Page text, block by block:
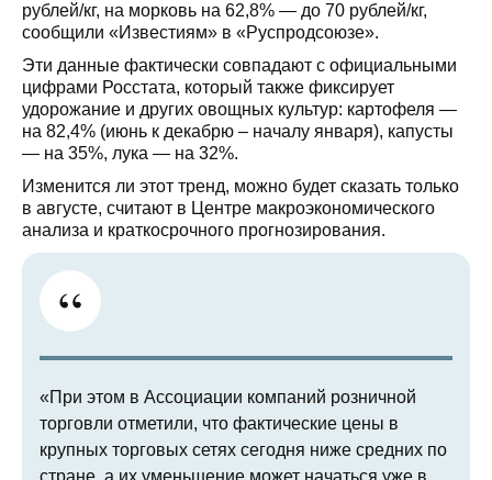
рублей/кг, на морковь на 62,8% — до 70 рублей/кг,
сообщили «Известиям» в «Руспродсоюзе».
Эти данные фактически совпадают с официальными
цифрами Росстата, который также фиксирует
удорожание и других овощных культур: картофеля —
на 82,4% (июнь к декабрю – началу января), капусты
— на 35%, лука — на 32%.
Изменится ли этот тренд, можно будет сказать только
в августе, считают в Центре макроэкономического
анализа и краткосрочного прогнозирования.
«При этом в Ассоциации компаний розничной
торговли отметили, что фактические цены в
крупных торговых сетях сегодня ниже средних по
стране, а их уменьшение может начаться уже в